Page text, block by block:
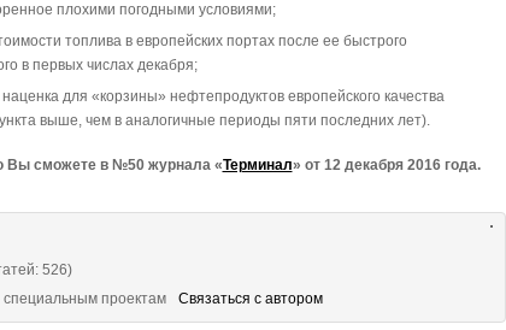
плохими погодными условиями;
топлива в европейских портах после ее быстрого
в первых числах декабря;
для «корзины» нефтепродуктов европейского качества
выше, чем в аналогичные периоды пяти последних лет).
Вы сможете в №50 журнала «Терминал» от 12 декабря 2016 года.
526)
специальным проектам
Связаться с автором